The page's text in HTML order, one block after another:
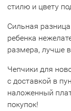
стилю и цвету
Сильная
ребенка
размера, лучше
Чепчики для
с доставкой в
наложенный
покупок!